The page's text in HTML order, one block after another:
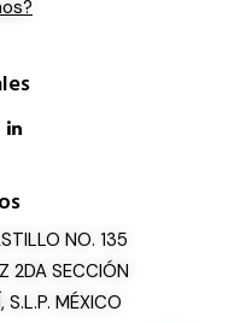
NO. 135
2DA SECCIÓN
MÉXICO